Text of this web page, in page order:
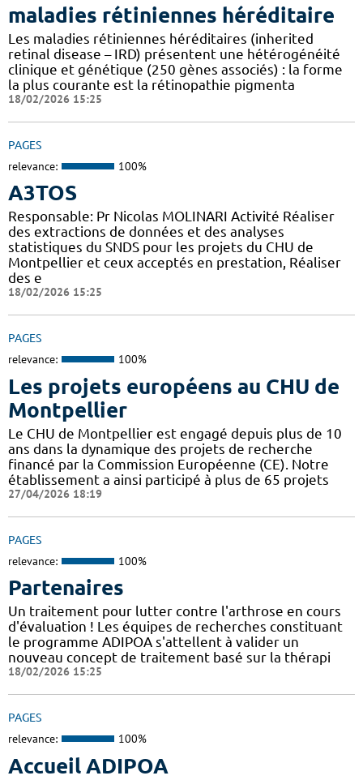
maladies rétiniennes héréditaire
Les maladies rétiniennes héréditaires (inherited
retinal disease – IRD) présentent une hétérogénéité
clinique et génétique (250 gènes associés) : la forme
la plus courante est la rétinopathie pigmenta
18/02/2026 15:25
PAGES
relevance: 100%
A3TOS
Responsable: Pr Nicolas MOLINARI Activité Réaliser
des extractions de données et des analyses
statistiques du SNDS pour les projets du CHU de
Montpellier et ceux acceptés en prestation, Réaliser
des e
18/02/2026 15:25
PAGES
relevance: 100%
Les projets européens au CHU de
Montpellier
Le CHU de Montpellier est engagé depuis plus de 10
ans dans la dynamique des projets de recherche
financé par la Commission Européenne (CE). Notre
établissement a ainsi participé à plus de 65 projets
27/04/2026 18:19
PAGES
relevance: 100%
Partenaires
Un traitement pour lutter contre l'arthrose en cours
d'évaluation ! Les équipes de recherches constituant
le programme ADIPOA s'attellent à valider un
nouveau concept de traitement basé sur la thérapi
18/02/2026 15:25
PAGES
relevance: 100%
Accueil ADIPOA